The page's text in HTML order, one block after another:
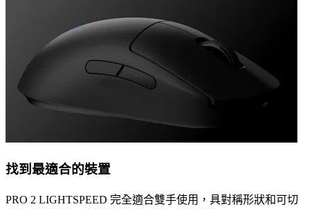
找到最適合的裝置
PRO 2 LIGHTSPEED 完全適合雙手使用，具對稱形狀和可切